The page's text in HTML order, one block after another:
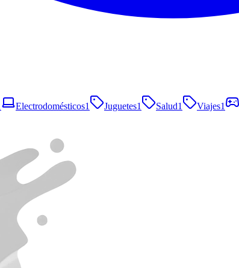
Electrodomésticos1 Juguetes1 Salud1 Viajes1